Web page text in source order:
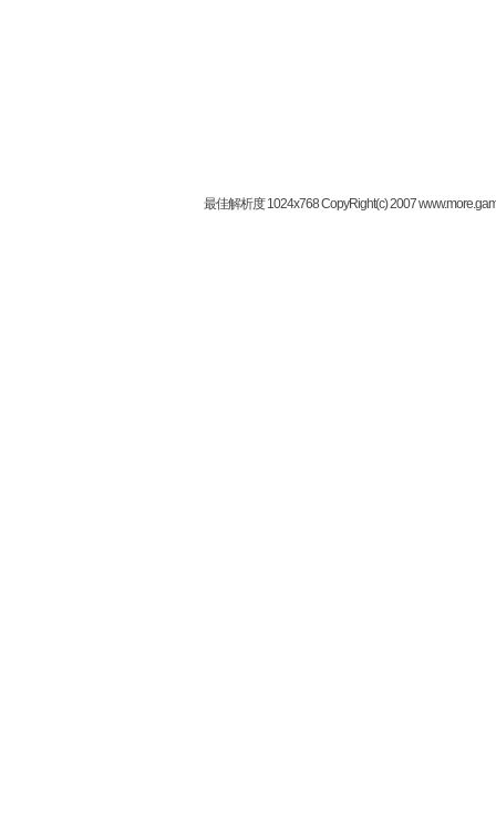
最佳解析度 1024x768 CopyRight(c) 2007